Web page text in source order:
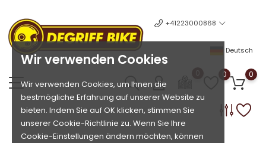
Wir verwenden Cookies
Wir verwenden Cookies, um Ihnen die
bestmögliche Erfahrung auf unserer Website zu
bieten. Indem Sie auf OK klicken, stimmen Sie
unserer Cookie-Richtlinie zu. Wenn Sie Ihre
Cookie-Einstellungen ändern möchten, können
+41223000868
Deutsch
0 0